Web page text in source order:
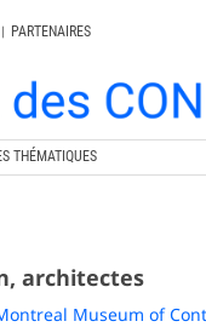
|
PARTENAIRES
THÉMATIQUES
architectes
Museum of